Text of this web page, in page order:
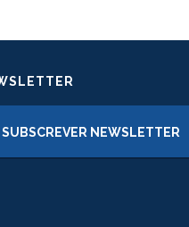
SUBSCREVER NEWSLETTER